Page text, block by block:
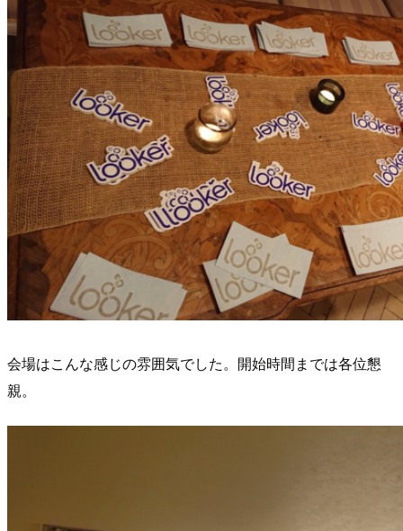
会場はこんな感じの雰囲気でした。開始時間までは各位懇
親。